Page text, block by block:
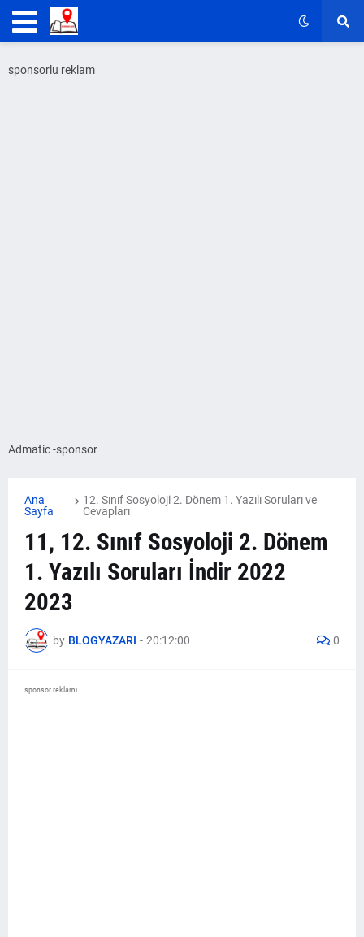
sponsorlu reklam
Admatic -sponsor
Ana
Sayfa
12. Sınıf Sosyoloji 2. Dönem 1. Yazılı Soruları ve
Cevapları
11, 12. Sınıf Sosyoloji 2. Dönem
1. Yazılı Soruları İndir 2022
2023
by BLOGYAZARI - 20:12:00 0
sponsor reklamı